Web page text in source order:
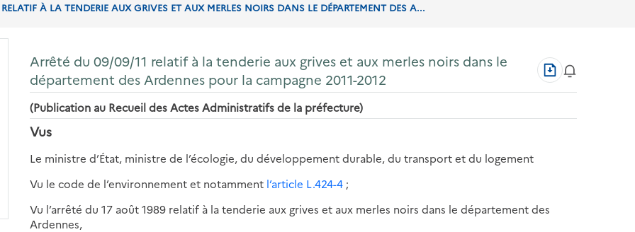
À LA TENDERIE AUX GRIVES ET AUX MERLES NOIRS DANS LE DÉPARTEMENT DES A...
Arrêté du 09/09/11 relatif à la tenderie aux grives et aux merles noirs dans le
département des Ardennes pour la campagne 2011-2012
Télécharger
au
format
(Publication au Recueil des Actes Administratifs de la préfecture)
Vus
Le ministre d’État, ministre de l’écologie, du développement durable, du transport et du logement
Vu le code de l’environnement et notamment l’article L.424-4 ;
Vu l’arrêté du 17 août 1989 relatif à la tenderie aux grives et aux merles noirs dans le département des
Ardennes,